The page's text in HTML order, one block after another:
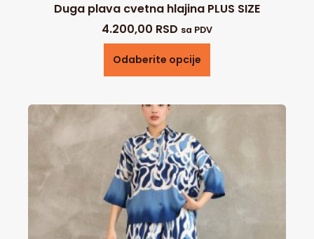
Duga plava cvetna hlajina PLUS SIZE
4.200,00 RSD sa PDV
Odaberite opcije